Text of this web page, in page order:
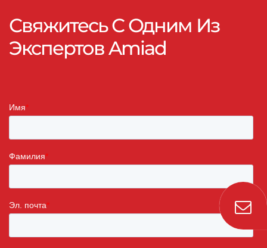
Свяжитесь С Одним Из
Экспертов Amiad